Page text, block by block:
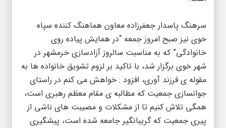
خوی نیز صبح امروز جمعه “در همایش پیاده روی
خانوادگی” که به مناسبت سالروز آزادسازی خرمشهر در
شهر خوی برگزار شد، با تاکید بر لزوم تشویق خانواده ها به
مقوله ی فرزند آوری، افزود : خواهش می کنم در راستای
جوانسازی جمعیت که مطالبه ی مقام معظم رهبری است،
همگی تلاش کنیم تا از مشکلات و مصیبت های ناشی از
پیری جمعیت که گریبانگیر جامعه شده است، پیشگیری
نماییم.